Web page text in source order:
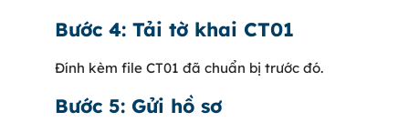
Bước 4: Tải tờ khai CT01
Đính kèm file CT01 đã chuẩn bị trước đó.
Bước 5: Gửi hồ sơ